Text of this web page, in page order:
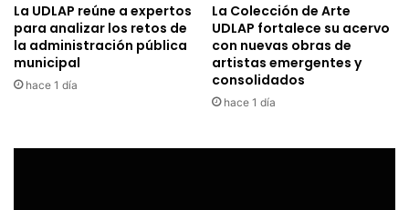
La UDLAP reúne a expertos
para analizar los retos de
la administración pública
municipal
hace 1 día
La Colección de Arte
UDLAP fortalece su acervo
con nuevas obras de
artistas emergentes y
consolidados
hace 1 día